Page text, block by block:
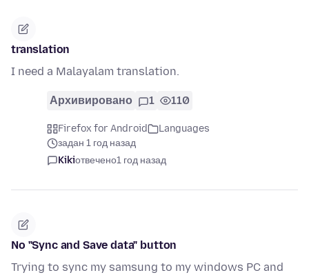
translation
I need a Malayalam translation.
Архивировано 1 110
Firefox for Android
Languages
задан 1 год назад
Kikiотвечено1 год назад
No "Sync and Save data" button
Trying to sync my samsung to my windows PC and